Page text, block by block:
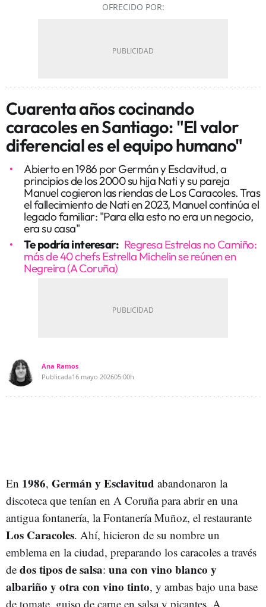
OFRECIDO POR:
Cuarenta años cocinando
caracoles en Santiago: "El valor
diferencial es el equipo humano"
Abierto en 1986 por Germán y Esclavitud, a
principios de los 2000 su hija Nati y su pareja
Manuel cogieron las riendas de Los Caracoles. Tras
el fallecimiento de Nati en 2023, Manuel continúa el
legado familiar: "Para ella esto no era un negocio,
era su casa"
Te podría interesar: Regresa Estrelas no Camiño:
más de 40 chefs Estrella Michelin se reúnen en
Negreira (A Coruña)
Ana Ramos
Publicada16 mayo 202605:00h
En 1986, Germán y Esclavitud abandonaron la
discoteca que tenían en A Coruña para abrir en una
antigua fontanería, la Fontanería Muñoz, el restaurante
Los Caracoles. Ahí, hicieron de su nombre un
emblema en la ciudad, preparando los caracoles a través
de dos tipos de salsa: una con vino blanco y
albariño y otra con vino tinto, y ambas bajo una base
de tomate, guiso de carne en salsa y picantes. A